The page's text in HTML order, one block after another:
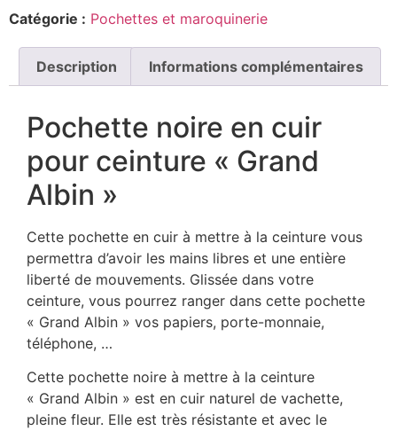
Catégorie : Pochettes et maroquinerie
Description Informations complémentaires
Pochette noire en cuir
pour ceinture « Grand
Albin »
Cette pochette en cuir à mettre à la ceinture vous
permettra d’avoir les mains libres et une entière
liberté de mouvements. Glissée dans votre
ceinture, vous pourrez ranger dans cette pochette
« Grand Albin » vos papiers, porte-monnaie,
téléphone, …
Cette pochette noire à mettre à la ceinture
« Grand Albin » est en cuir naturel de vachette,
pleine fleur. Elle est très résistante et avec le